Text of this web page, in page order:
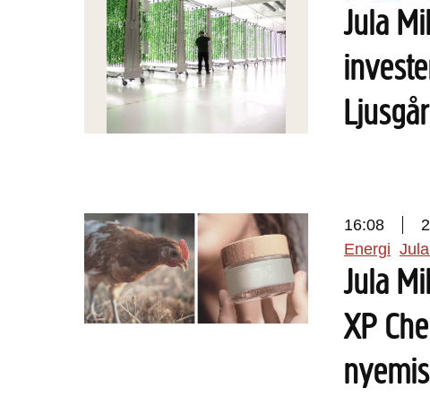
Jula
16:08
Energi
Jula
XP